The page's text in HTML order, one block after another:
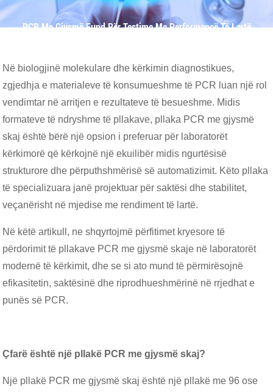
PCR Me Gjysmë Fund Për Testime Me Performancë Të Lartë
Në biologjinë molekulare dhe kërkimin diagnostikues,
zgjedhja e materialeve të konsumueshme të PCR luan një rol
vendimtar në arritjen e rezultateve të besueshme. Midis
formateve të ndryshme të pllakave, pllaka PCR me gjysmë
skaj është bërë një opsion i preferuar për laboratorët
kërkimorë që kërkojnë një ekuilibër midis ngurtësisë
strukturore dhe përputhshmërisë së automatizimit. Këto pllaka
të specializuara janë projektuar për saktësi dhe stabilitet,
veçanërisht në mjedise me rendiment të lartë.
Në këtë artikull, ne shqyrtojmë përfitimet kryesore të
përdorimit të pllakave PCR me gjysmë skaje në laboratorët
modernë të kërkimit, dhe se si ato mund të përmirësojnë
efikasitetin, saktësinë dhe riprodhueshmërinë në rrjedhat e
punës së PCR.
Çfarë është një pllakë PCR me gjysmë skaj?
Një pllakë PCR me gjysmë skaj është një pllakë me 96 ose